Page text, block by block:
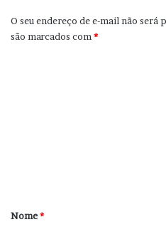
O seu endereço de e-mail não será
são marcados com *
r
Nome*